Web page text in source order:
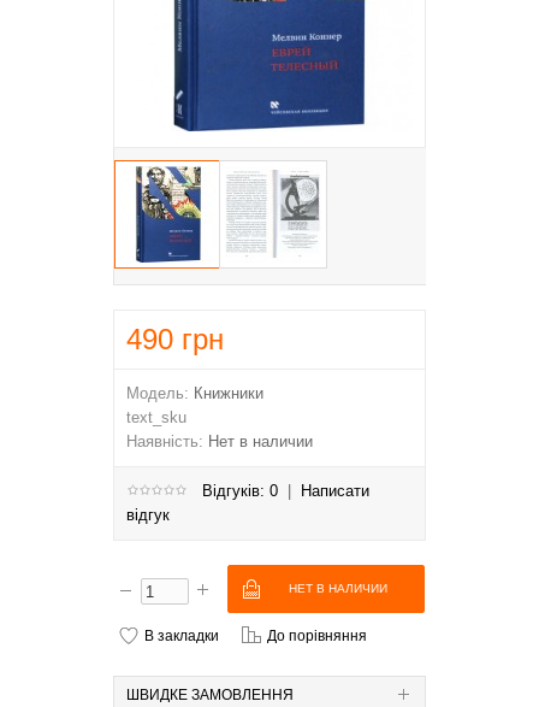
490 грн
Модель: Книжники
text_sku
Наявність: Нет в наличии
Відгуків: 0
Написати
відгук
В закладки До порівняння
ШВИДКЕ ЗАМОВЛЕННЯ